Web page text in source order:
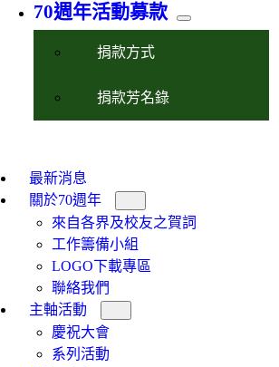
70週年活動募款
捐款方式
捐款芳名錄
最新消息
關於70週年
來自各界及校友之賀詞
工作籌備小組
LOGO下載專區
聯絡我們
主軸活動
慶祝大會
系列活動